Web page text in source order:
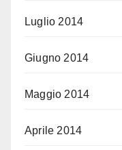
Luglio 2014
Giugno 2014
Maggio 2014
Aprile 2014